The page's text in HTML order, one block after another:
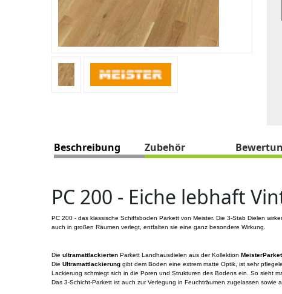
Beschreibung Zubehör
PC 200 - Eiche lebhaft
PC 200 - das klassische Schiffsboden Parkett von Meister. Die 3-Stab Dielen
auch in großen Räumen verlegt, entfalten sie eine ganz besondere Wirkung.
Die ultramattlackierten Parkett Landhausdielen aus der Kollektion
Die Ultramattlackierung gibt dem Boden eine extrem matte Optik, ist sehr
Lackierung schmiegt sich in die Poren und Strukturen des Bodens ein. So sieht
Das 3-Schicht-Parkett ist auch zur Verlegung in Feuchträumen zugelassen sowie